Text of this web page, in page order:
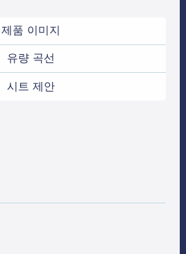
personal details to
제품 이미지
유량 곡선
시트 제안